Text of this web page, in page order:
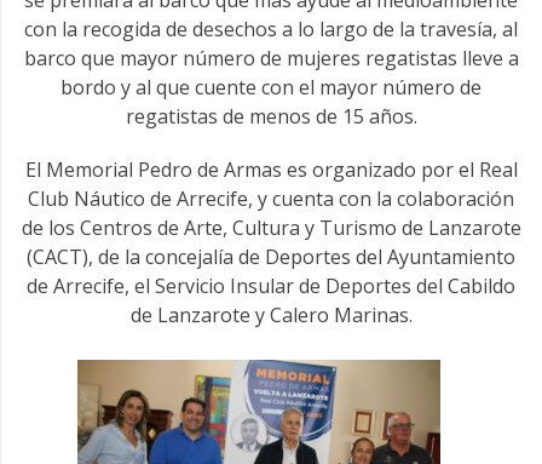
con la recogida de desechos a lo largo de la travesía, al
barco que mayor número de mujeres regatistas lleve a
bordo y al que cuente con el mayor número de
regatistas de menos de 15 años.
El Memorial Pedro de Armas es organizado por el Real
Club Náutico de Arrecife, y cuenta con la colaboración
de los Centros de Arte, Cultura y Turismo de Lanzarote
(CACT), de la concejalía de Deportes del Ayuntamiento
de Arrecife, el Servicio Insular de Deportes del Cabildo
de Lanzarote y Calero Marinas.